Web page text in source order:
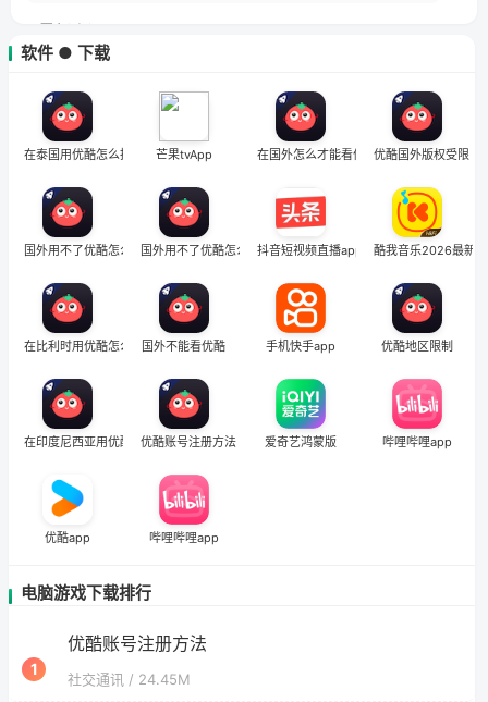
在国外看优酷上的电影为什么有的看不了？留学生亲测有效的回国加速方案
优酷区域限制破解：海外党追剧看片的终极指南，附直播欧冠+1905电影网解决方案
优酷国外看不了怎么解决？海外党追剧购物全攻略，这招亲测有效！
在老挝用优酷地区限制怎么办？3步解锁+全平台适用的回国加速器指南
海外党有优酷会员却看不了？3个实用技巧+1款加速器解决追剧&金融APP难题
在日本用优酷怎么把定位修改到中国国内？海外党亲测有效的回国加速指南
还在被优酷提示非中国地区困扰？海外党追剧看国内电影的正确打开方式
海外看优酷的软件怎么选？留学生亲测有效的回国加速方案
软件 ● 下载
在泰国用优酷怎么把定位修改到中国国内
芒果tvApp 在国外怎么才能看优酷优酷国外版权受限
国外用不了优酷怎么办国外用不了优酷怎么办抖音短视频直播app 酷我音乐2026最新版
在比利时用优酷怎么把定位修改到中国国内
国外不能看优酷 手机快手app 优酷地区限制
在印度尼西亚用优酷怎么把定位修改到中国国内
优酷账号注册方法 爱奇艺鸿蒙版 哔哩哔哩app
优酷app 哔哩哔哩app
电脑游戏下载排行
1
优酷账号注册方法
社交通讯 / 24.45M